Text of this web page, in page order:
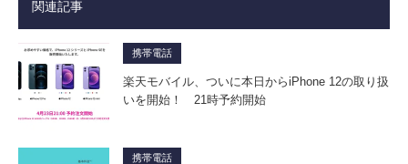
関連記事
携帯電話
楽天モバイル、ついに本日からiPhone 12の取り扱
いを開始！ 21時予約開始
携帯電話